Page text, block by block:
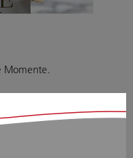
Momente.